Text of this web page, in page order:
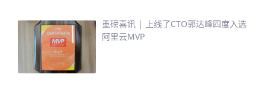
重磅喜讯 | 上线了CTO郭达峰四度入选
阿里云MVP